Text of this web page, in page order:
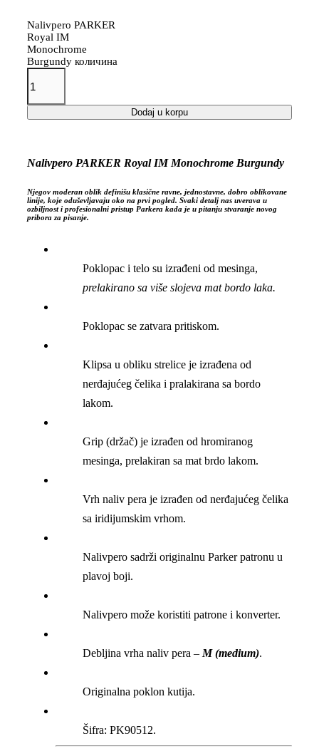
Nalivpero PARKER
Royal IM
Monochrome
Burgundy количина
Dodaj u korpu
Nalivpero PARKER Royal IM Monochrome Burgundy
Njegov moderan oblik definišu klasične ravne, jednostavne, dobro oblikovane
linije, koje oduševljavaju oko na prvi pogled. Svaki detalj nas uverava u
ozbiljnost i profesionalni pristup Parkera kada je u pitanju stvaranje novog
pribora za pisanje.
Poklopac i telo su izrađeni od mesinga,
prelakirano sa više slojeva mat bordo laka.
Poklopac se zatvara pritiskom.
Klipsa u obliku strelice je izrađena od
nerđajućeg čelika i pralakirana sa bordo
lakom.
Grip (držač) je izrađen od hromiranog
mesinga, prelakiran sa mat brdo lakom.
Vrh naliv pera je izrađen od nerđajućeg čelika
sa iridijumskim vrhom.
Nalivpero sadrži originalnu Parker patronu u
plavoj boji.
Nalivpero može koristiti patrone i konverter.
Debljina vrha naliv pera – M(medium).
Originalna poklon kutija.
Šifra: PK90512.